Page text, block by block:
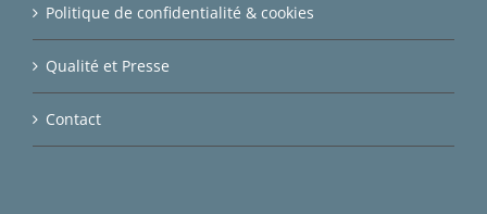
Politique de confidentialité & cookies
Qualité et Presse
Contact